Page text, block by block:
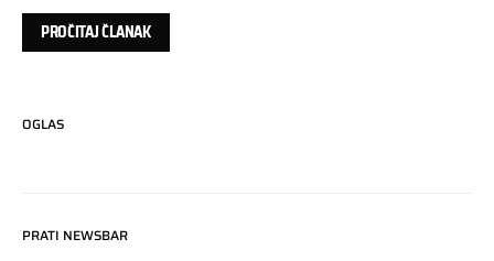
PROČITAJ ČLANAK
OGLAS
PRATI NEWSBAR